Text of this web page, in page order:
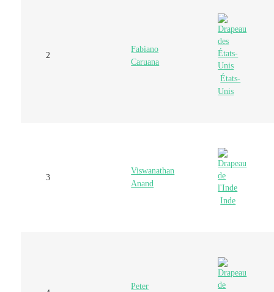
2
Fabiano
Caruana
États-
Unis
3
Viswanathan
Anand
Inde
Peter